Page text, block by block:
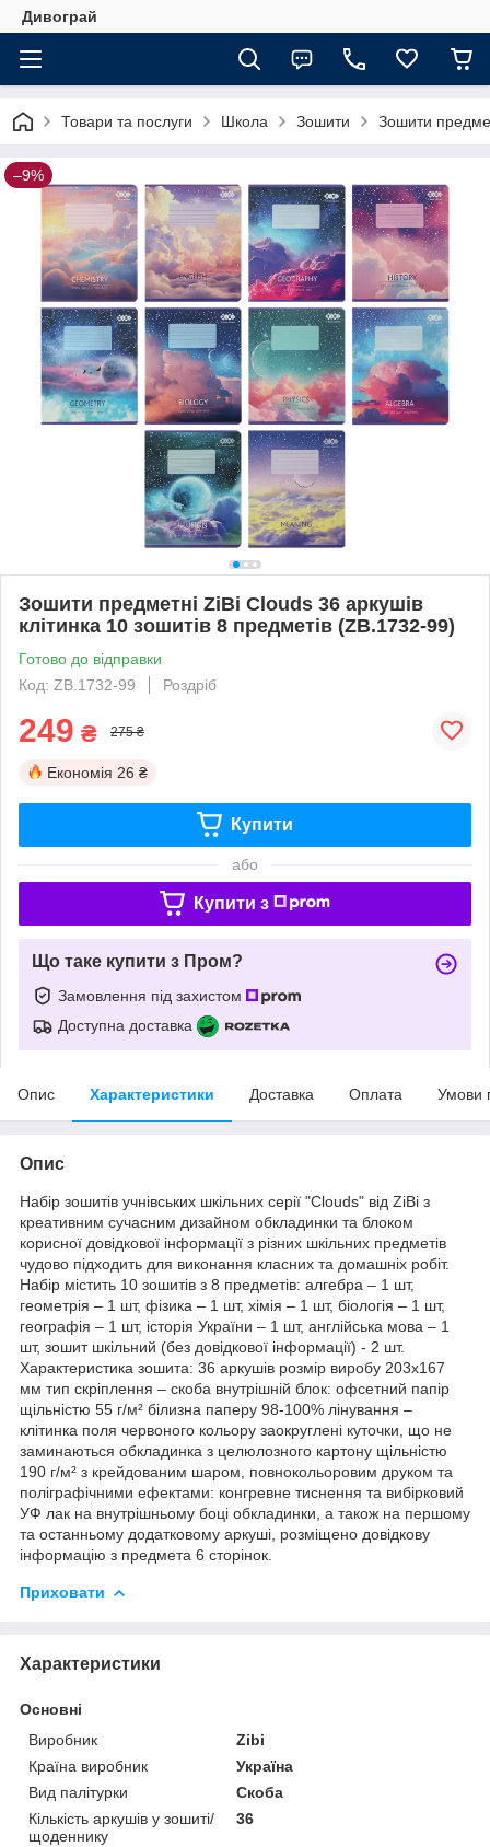
Дивограй
Товари та послуги Школа Зошити Зошити
–9%
Зошити предметні ZiBi Clouds 36 аркушів
клітинка 10 зошитів 8 предметів (ZB.1732-99)
Готово до відправки
Код: ZB.1732-99
Роздріб
249 ₴ 275 ₴
Економія 26 ₴
Купити
або
Купити з
Що таке купити з Пром?
Замовлення під захистом
Доступна доставка
Опис Характеристики Доставка Оплата Умови
Опис
Набір зошитів учнівських шкільних серії "Clouds" від ZiBi з
креативним сучасним дизайном обкладинки та блоком
корисної довідкової інформації з різних шкільних предметів
чудово підходить для виконання класних та домашніх робіт.
Набір містить 10 зошитів з 8 предметів: алгебра – 1 шт,
геометрія – 1 шт, фізика – 1 шт, хімія – 1 шт, біологія – 1 шт,
географія – 1 шт, історія України – 1 шт, англійська мова – 1
шт, зошит шкільний (без довідкової інформації) - 2 шт.
Характеристика зошита: 36 аркушів розмір виробу 203х167
мм тип скріплення – скоба внутрішній блок: офсетний папір
щільністю 55 г/м² білизна паперу 98-100% лінування –
клітинка поля червоного кольору заокруглені куточки, що не
заминаються обкладинка з целюлозного картону щільністю
190 г/м² з крейдованим шаром, повнокольоровим друком та
поліграфічними ефектами: конгревне тиснення та вибірковий
УФ лак на внутрішньому боці обкладинки, а також на першому
та останньому додатковому аркуші, розміщено довідкову
інформацію з предмета 6 сторінок.
Приховати
Характеристики
Основні
Виробник
Zibi
Країна виробник
Україна
Вид палітурки
Скоба
Кількість аркушів у зошиті/
щоденнику
36